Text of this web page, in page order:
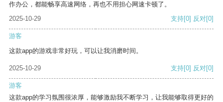
作办公，都能畅享高速网络，再也不用担心网速卡顿了。
2025-10-29
支持[0] 反对[0]
游客
这款app的游戏非常好玩，可以让我消磨时间。
2025-10-29 支持[0] 反对[0]
游客
这款app的学习氛围很浓厚，能够激励我不断学习，让我能够取得更好的